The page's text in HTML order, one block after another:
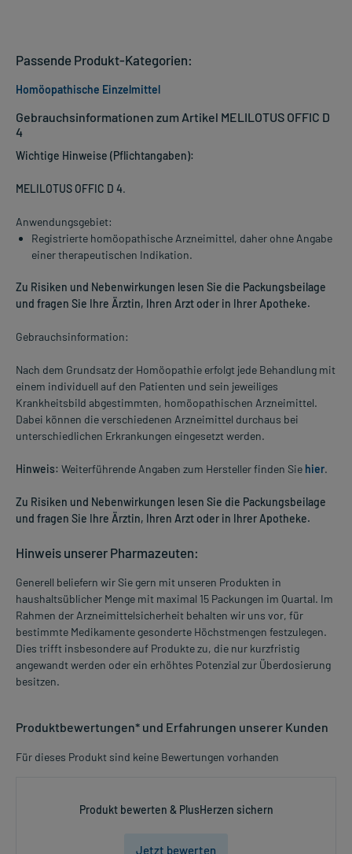
Gebrauchsinformationen zum Artikel MELILOTUS OFFIC D
4
Wichtige Hinweise (Pflichtangaben):
MELILOTUS OFFIC D 4.
Anwendungsgebiet:
Registrierte homöopathische Arzneimittel, daher ohne Angabe
einer therapeutischen Indikation.
Zu Risiken und Nebenwirkungen lesen Sie die Packungsbeilage
und fragen Sie Ihre Ärztin, Ihren Arzt oder in Ihrer Apotheke.
Gebrauchsinformation:
Nach dem Grundsatz der Homöopathie erfolgt jede Behandlung mit
einem individuell auf den Patienten und sein jeweiliges
Krankheitsbild abgestimmten, homöopathischen Arzneimittel.
Dabei können die verschiedenen Arzneimittel durchaus bei
unterschiedlichen Erkrankungen eingesetzt werden.
Hinweis: Weiterführende Angaben zum Hersteller finden Sie hier.
Zu Risiken und Nebenwirkungen lesen Sie die Packungsbeilage
und fragen Sie Ihre Ärztin, Ihren Arzt oder in Ihrer Apotheke.
Hinweis unserer Pharmazeuten:
Generell beliefern wir Sie gern mit unseren Produkten in
haushaltsüblicher Menge mit maximal 15 Packungen im Quartal. Im
Rahmen der Arzneimittelsicherheit behalten wir uns vor, für
bestimmte Medikamente gesonderte Höchstmengen festzulegen.
Dies trifft insbesondere auf Produkte zu, die nur kurzfristig
angewandt werden oder ein erhöhtes Potenzial zur Überdosierung
besitzen.
Produktbewertungen* und Erfahrungen unserer Kunden
Für dieses Produkt sind keine Bewertungen vorhanden
Produkt bewerten & PlusHerzen sichern
Jetzt bewerten
Passende Produkt-Kategorien:
Homöopathische Einzelmittel